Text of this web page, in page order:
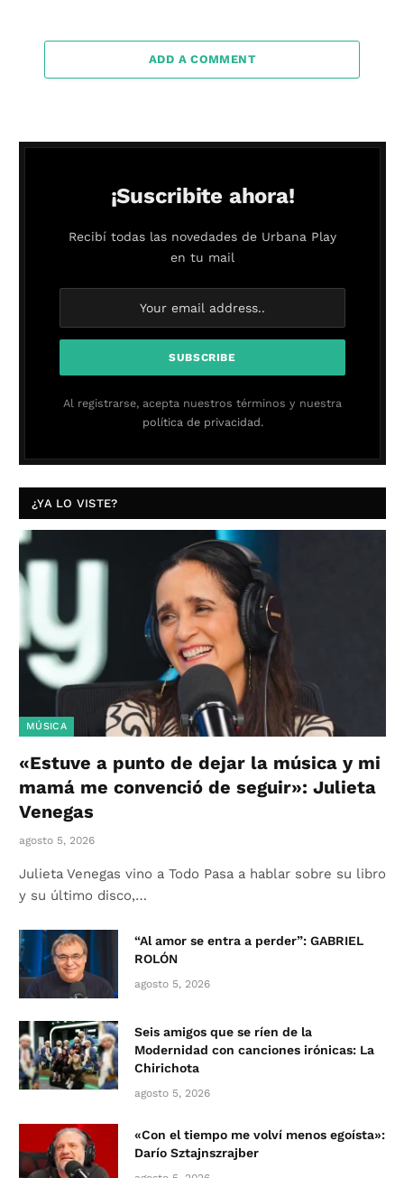
ADD A COMMENT
¡Suscribite ahora!
Recibí todas las novedades de Urbana Play
en tu mail
Al registrarse, acepta nuestros términos y nuestra
política de privacidad.
¿YA LO VISTE?
MÚSICA
«Estuve a punto de dejar la música y mi
mamá me convenció de seguir»: Julieta
Venegas
agosto 5, 2026
Julieta Venegas vino a Todo Pasa a hablar sobre su libro
y su último disco,…
“Al amor se entra a perder”: GABRIEL
ROLÓN
agosto 5, 2026
Seis amigos que se ríen de la
Modernidad con canciones irónicas: La
Chirichota
agosto 5, 2026
«Con el tiempo me volví menos egoísta»:
Darío Sztajnszrajber